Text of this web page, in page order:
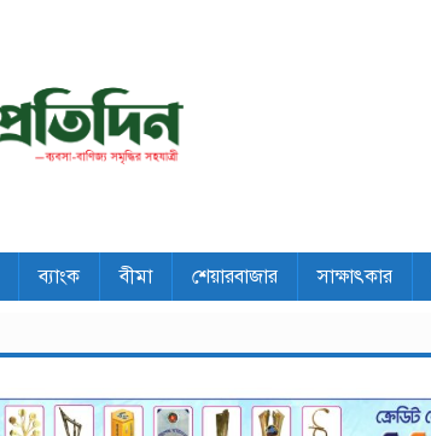
ব্যাংক বীমা শেয়ারবাজার সাক্ষাৎকার